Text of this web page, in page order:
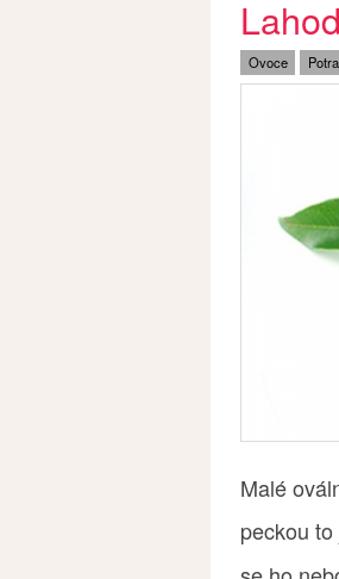
Ovoce
Malé
peckou to